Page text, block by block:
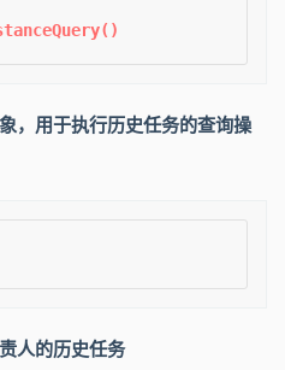
，用于执行历史任务的查询操
人的历史任务